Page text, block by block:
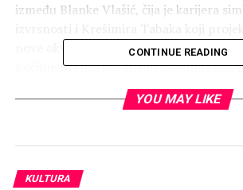
između Blanke Vlašić, čija je karijera
nove okvire djelovanja, potvrda je da
počinje prepoznavanjem zajedničkoga
CONTINUE READING
YOU MAY LIKE
KULTURA